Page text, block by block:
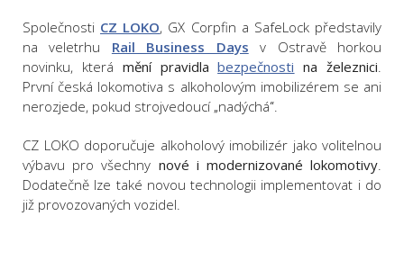
Společnosti CZ LOKO, GX Corpfin a SafeLock představily
na veletrhu Rail Business Days v Ostravě horkou
novinku, která mění pravidlabezpečnosti na železnici.
První česká lokomotiva s alkoholovým imobilizérem se ani
nerozjede, pokud strojvedoucí „nadýchá“.
CZ LOKO doporučuje alkoholový imobilizér jako volitelnou
výbavu pro všechny nové i modernizované lokomotivy.
Dodatečně lze také novou technologii implementovat i do
již provozovaných vozidel.